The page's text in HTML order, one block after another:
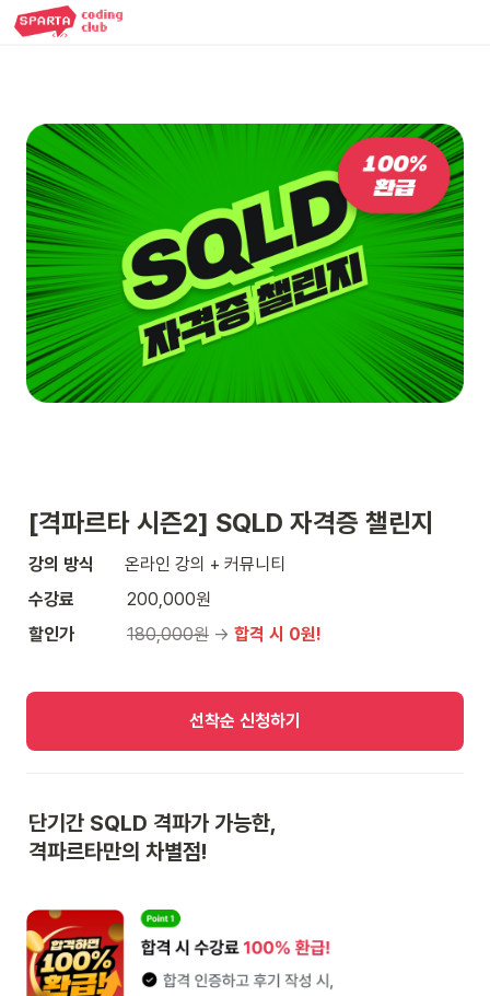
[격파르타 시즌2] SQLD 자격증 챌린지
강의 방식 온라인 강의 + 커뮤니티
수강료 200,000원
할인가 180,000원 → 합격 시 0원!
선착순 신청하기
단기간 SQLD 격파가 가능한,
격파르타만의 차별점!